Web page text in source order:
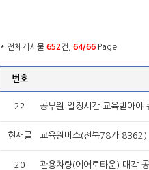
* 전체게시물 652건, 64/66 Page
번호
22 공무원 일정시간 교육받아야
현재글 교육원버스(전북78가 8362)
20 관용차량(에어로타운) 매각